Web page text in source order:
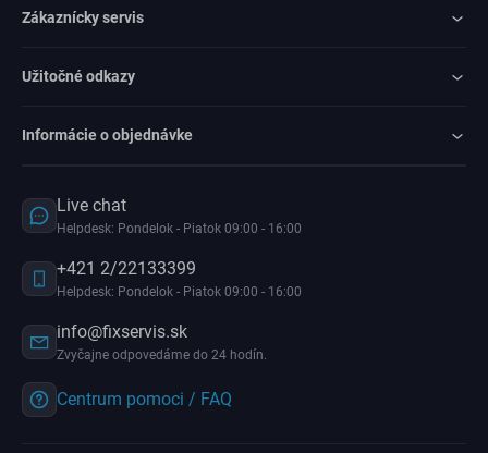
Zákaznícky servis
Užitočné odkazy
Informácie o objednávke
Live chat
Helpdesk: Pondelok - Piatok 09:00 - 16:00
+421 2/22133399
Helpdesk: Pondelok - Piatok 09:00 - 16:00
info@fixservis.sk
Zvyčajne odpovedáme do 24 hodín.
Centrum pomoci / FAQ